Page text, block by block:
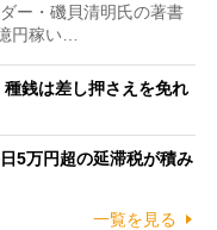
ー・磯貝清明氏の著書
円稼い…
銭は差し押さえを免れ
5万円超の延滞税が積み
一覧を見る